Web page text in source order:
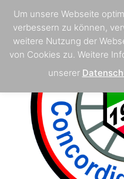
Um unsere Webseite
verbessern zu können,
weitere Nutzung der
von Cookies zu. Weitere
unserer